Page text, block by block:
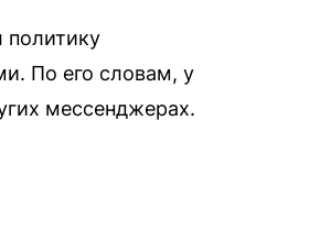
политику
По его словам, у
мессенджерах.